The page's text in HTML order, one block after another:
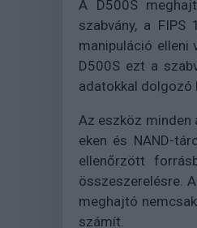
A D500S
szabvány, a
manipuláció
D500S ezt a
adatokkal dolgozó
Az eszköz
eken és NAND-
ellenőrzött
összeszerelésre.
meghajtó
számít.